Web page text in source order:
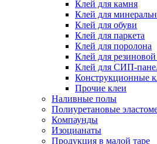
Клей для камня
Клей для
Клей для обуви
Клей для паркета
Клей для поролона
Клей для
Клей для СИП-
Конструкционные
Прочие клеи
Наливные полы
Полиуретановые
Компаунды
Изоцианаты
Продукция в малой таре